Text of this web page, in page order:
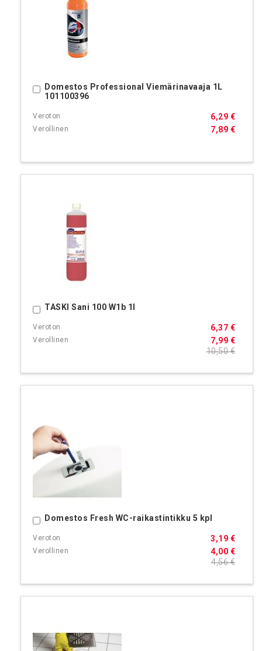
Domestos Professional Viemärinavaaja 1L
101100396
7,89 €
6,29 €
Ostoskoriin
TASKI Sani 100 W1b 1l
7,99 €
6,37 €
10,50 €
Ostoskoriin
Domestos Fresh WC-raikastintikku 5 kpl
4,00 €
3,19 €
4,56 €
Ostoskoriin